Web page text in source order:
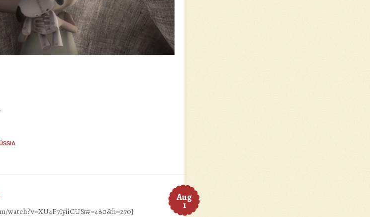
Aug
1
watch?v=XU4P7IyiiCU&w=480&h=270]